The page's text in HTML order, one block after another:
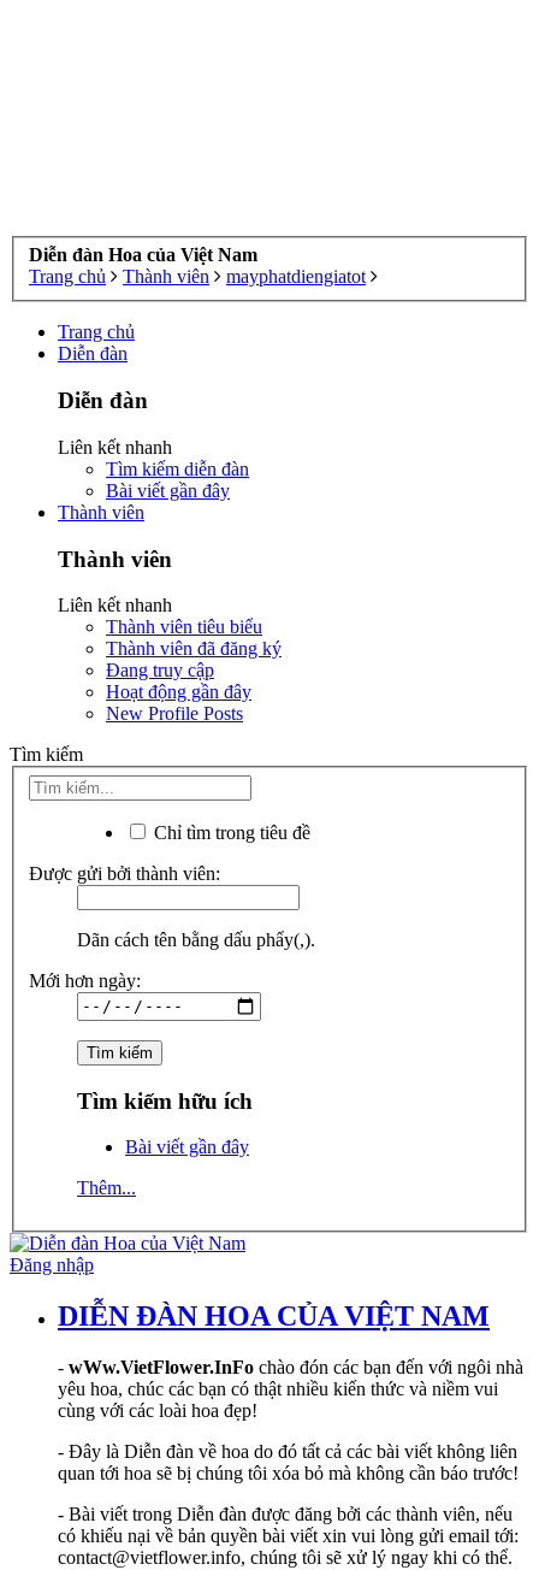
Diễn đàn Hoa của Việt Nam
Trang chủ
Thành viên mayphatdiengiatot
Trang chủ
Diễn đàn
Diễn đàn
Liên kết nhanh
Tìm kiếm diễn đàn
Bài viết gần đây
Thành viên
Thành viên
Liên kết nhanh
Thành viên tiêu biểu
Thành viên đã đăng ký
Đang truy cập
Hoạt động gần đây
New Profile Posts
Tìm kiếm
Chỉ tìm trong tiêu đề
Được gửi bởi thành viên:
Dãn cách tên bằng dấu phẩy(,).
Mới hơn ngày:
Tìm kiếm hữu ích
Bài viết gần đây
Thêm...
Đăng nhập
DIỄN ĐÀN HOA CỦA VIỆT NAM
- wWw.VietFlower.InFo chào đón các bạn đến với ngôi nhà
yêu hoa, chúc các bạn có thật nhiều kiến thức và niềm vui
cùng với các loài hoa đẹp!
- Đây là Diễn đàn về hoa do đó tất cả các bài viết không liên
quan tới hoa sẽ bị chúng tôi xóa bỏ mà không cần báo trước!
- Bài viết trong Diễn đàn được đăng bởi các thành viên, nếu
có khiếu nại về bản quyền bài viết xin vui lòng gửi email tới:
contact@vietflower.info, chúng tôi sẽ xử lý ngay khi có thể.